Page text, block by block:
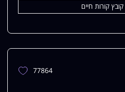
עלאת
קובץ קורות חיים
הוספת
77864